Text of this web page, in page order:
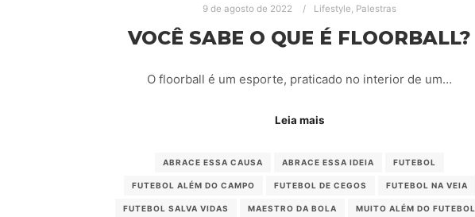
9 de agosto de 2022 Lifestyle, Palestras
VOCÊ SABE O QUE É FLOORBALL?
O floorball é um esporte, praticado no interior de um…
Leia mais
ABRACE ESSA CAUSA ABRACE ESSA IDEIA FUTEBOL
FUTEBOL ALÉM DO CAMPO FUTEBOL DE CEGOS FUTEBOL NA VEIA
FUTEBOL SALVA VIDAS MAESTRO DA BOLA MUITO ALÉM DO FUTEBOL